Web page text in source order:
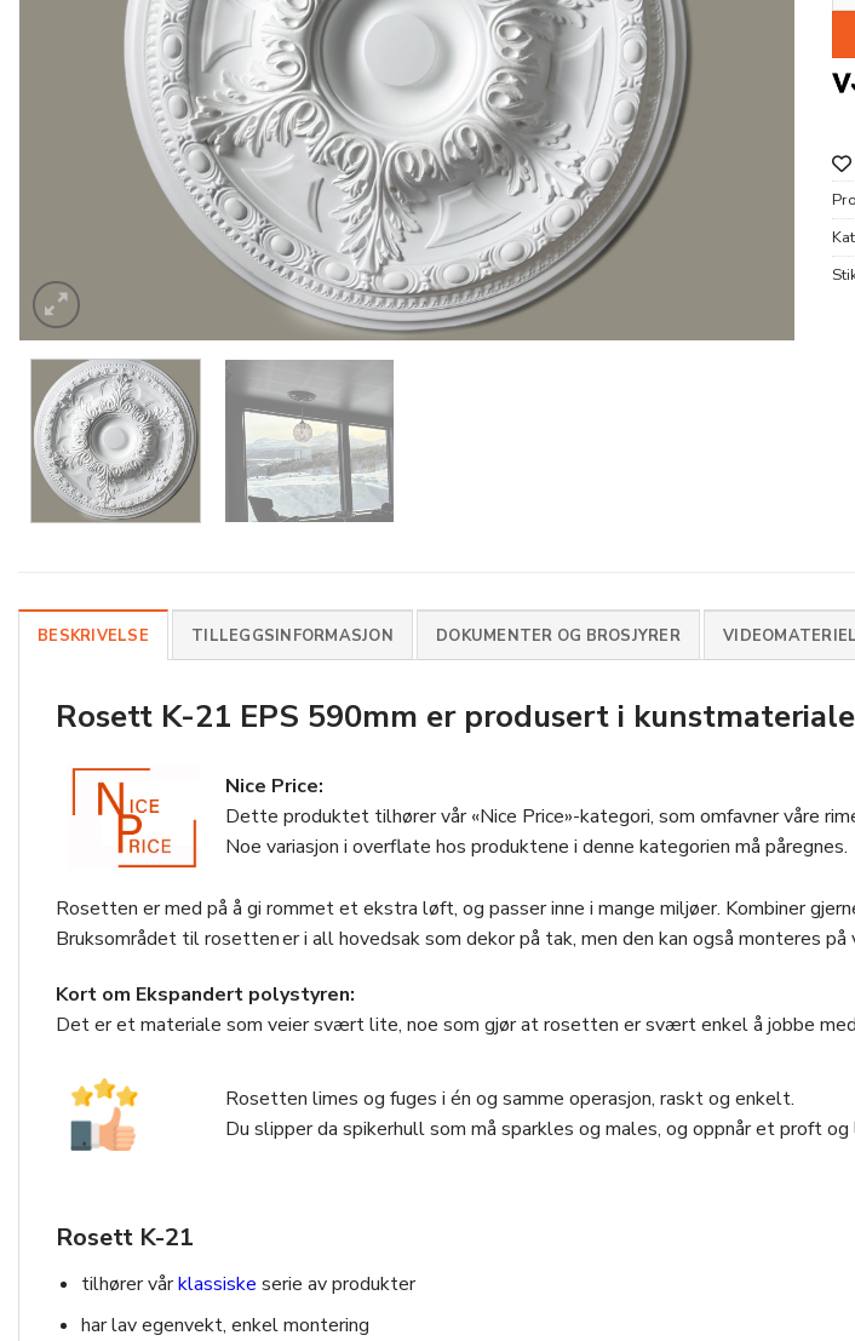
BESKRIVELSE TILLEGGSINFORMASJON DOKUMENTER OG BROSJYRER
Rosett K-21 EPS 590mm er produsert i
Nice Price:
Dette produktet tilhører vår «Nice Price»-kategori, som omfavner våre
Noe variasjon i overflate hos produktene i denne kategorien må påregnes.
Rosetten er med på å gi rommet et ekstra løft, og passer inne i mange miljøer. Kombiner
Bruksområdet til rosetten er i all hovedsak som dekor på tak, men den kan også monteres på
Kort om Ekspandert polystyren:
Det er et materiale som veier svært lite, noe som gjør at rosetten er svært enkel å jobbe
Rosetten limes og fuges i én og samme operasjon, raskt og enkelt.
Du slipper da spikerhull som må sparkles og males, og oppnår et proft
Rosett K-21
tilhører vårklassiske serie av produkter
har lav egenvekt, enkel montering